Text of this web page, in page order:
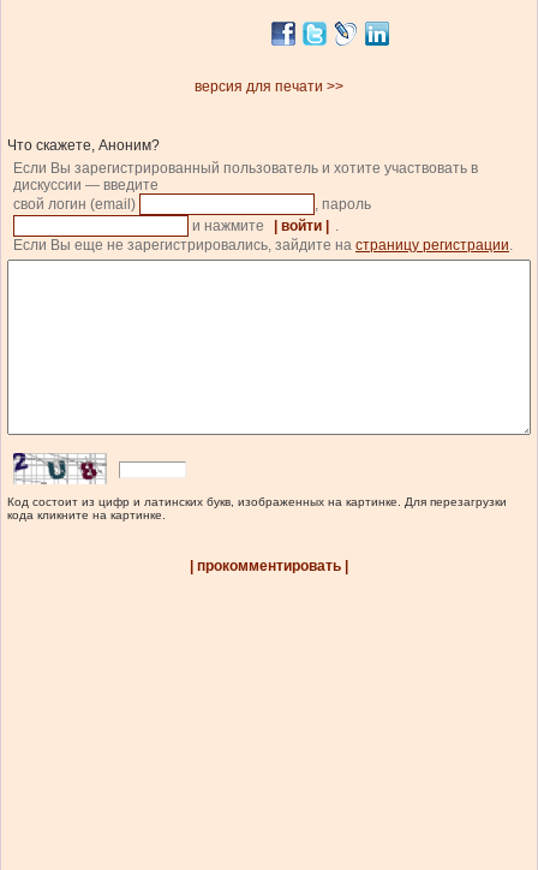
версия для печати >>
Что скажете, Аноним?
Если Вы зарегистрированный пользователь и хотите участвовать в
дискуссии — введите
свой логин (email)
, пароль
и нажмите
| войти |
.
Если Вы еще не зарегистрировались, зайдите на страницу регистрации.
Код состоит из цифр и латинских букв, изображенных на картинке. Для перезагрузки
кода кликните на картинке.
| прокомментировать |